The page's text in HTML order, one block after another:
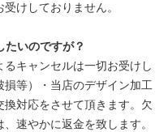
けしておりません。
たいのですが？
キャンセルは一切お受けし
等）・当店のデザイン加工
対応をさせて頂きます。欠
速やかに返金を致します。